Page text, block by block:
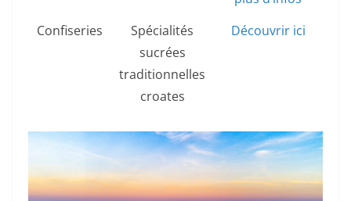
Confiseries
Spécialités
sucrées
traditionnelles
croates
Découvrir ici